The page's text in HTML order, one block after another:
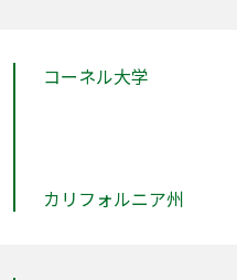
コーネル大学
カリフォルニア州